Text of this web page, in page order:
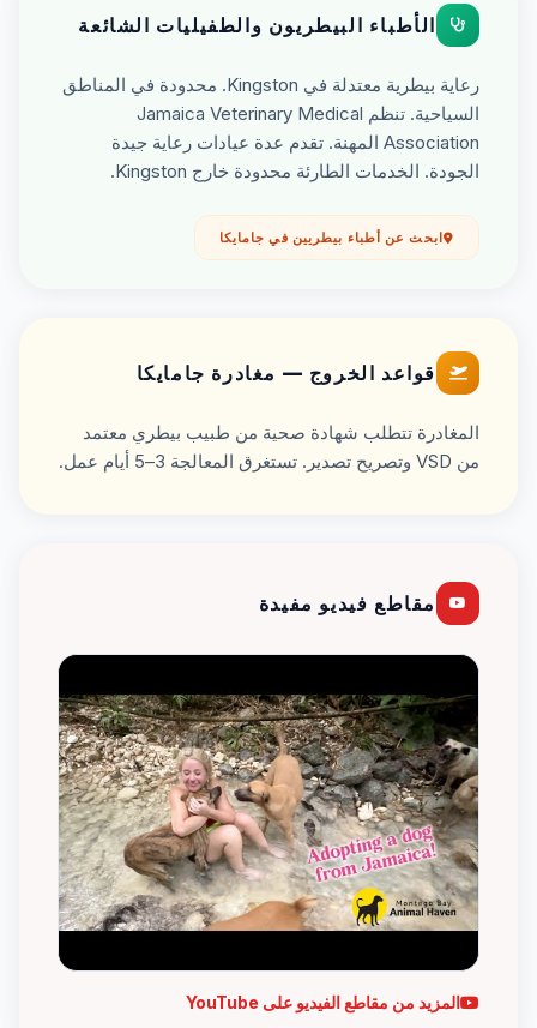
الأطباء البيطريون والطفيليات الشائعة
رعاية بيطرية معتدلة في Kingston. محدودة في المناطق
السياحية. تنظم Jamaica Veterinary Medical
Association المهنة. تقدم عدة عيادات رعاية جيدة
الجودة. الخدمات الطارئة محدودة خارج Kingston.
ابحث عن أطباء بيطريين في جامايكا
قواعد الخروج — مغادرة جامايكا
المغادرة تتطلب شهادة صحية من طبيب بيطري معتمد
من VSD وتصريح تصدير. تستغرق المعالجة 3–5 أيام عمل.
مقاطع فيديو مفيدة
المزيد من مقاطع الفيديو على YouTube